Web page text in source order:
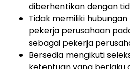
diberhentikan dengan
Tidak memiliki
pekerja perusahaan
sebagai pekerja
Bersedia mengikuti